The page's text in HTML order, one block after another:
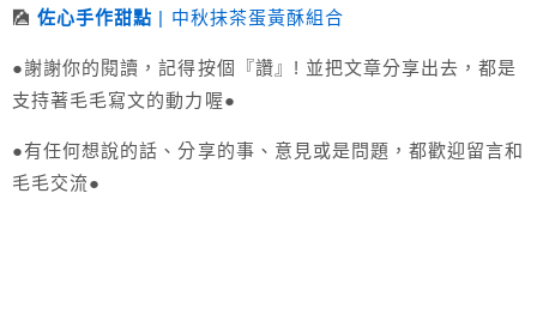
🎑佐心手作甜點 | 中秋抹茶蛋黃酥組合
●謝謝你的閱讀，記得按個『讚』! 並把文章分享出去，都是
支持著毛毛寫文的動力喔●
●有任何想說的話、分享的事、意見或是問題，都歡迎留言和
毛毛交流●